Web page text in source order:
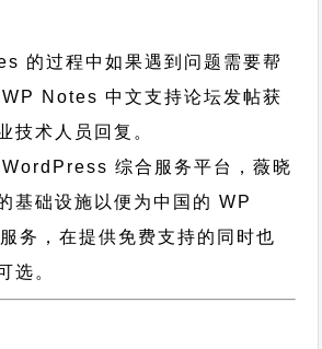
的过程中如果遇到问题需要帮
WP Notes 中文支持论坛发帖获
技术人员回复。
综合服务平台，薇晓
基础设施以便为中国的 WP
务，在提供免费支持的同时也
选。